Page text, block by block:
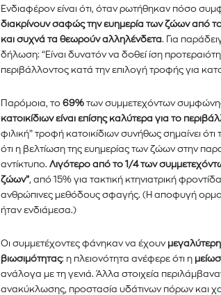
Ενδιαφέρον είναι ότι, όταν ρωτήθηκαν πόσο
διακρίνουν σαφώς την ευημερία των ζώων από
και συχνά τα θεωρούν αλληλένδετα. Για
δήλωση: “Είναι δυνατόν να δοθεί ίση
περιβάλλοντος κατά την επιλογή τροφής για
Παρόμοια, το 69% των συμμετεχόντων
κατοικίδιων είναι επίσης καλύτερα για το
φιλική” τροφή κατοικίδιων συνήθως σημαίνει
ότι η βελτίωση της ευημερίας των ζώων στην
αντίκτυπο. Λιγότερο από το 1/4 των
ζώων”, από 15% για τακτική κτηνιατρική
ανθρώπινες μεθόδους σφαγής. (Η αποφυγή
ήταν ενδιάμεσα.)
Οι συμμετέχοντες φάνηκαν να έχουν μεγαλύτερη
βιωσιμότητας: η πλειονότητα ανέφερε ότι η
ανάλογα με τη γενιά. Άλλα στοιχεία
ανακύκλωσης, προστασία υδάτινων πόρων και